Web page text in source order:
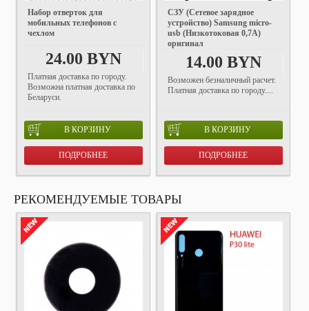
Набор отверток для
мобильных телефонов с
чехлом
24.00 BYN
Платная доставка по городу.
Возможна платная доставка по
Беларуси.
В КОРЗИНУ
ПОДРОБНЕЕ
СЗУ (Сетевое зарядное
устройство) Samsung micro-
usb (Низкотоковая 0,7A)
оригинал
14.00 BYN
Возможен безналичный расчет.
Платная доставка по городу....
В КОРЗИНУ
ПОДРОБНЕЕ
РЕКОМЕНДУЕМЫЕ ТОВАРЫ